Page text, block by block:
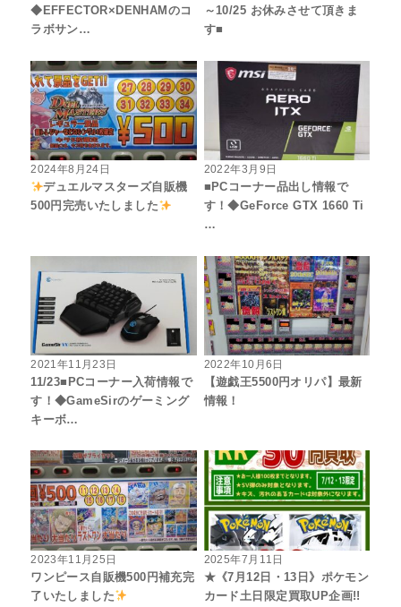
◆EFFECTOR×DENHAMのコ
ラボサン…
～10/25 お休みさせて頂きま
す■
2024年8月24日
デュエルマスターズ自販機
500円完売いたしました
2022年3月9日
■PCコーナー品出し情報で
す！◆GeForce GTX 1660 Ti
…
2021年11月23日
11/23■PCコーナー入荷情報で
す！◆GameSirのゲーミング
キーボ…
2022年10月6日
【遊戯王5500円オリパ】最新
情報！
2023年11月25日
ワンピース自販機500円補充完
了いたしました
2025年7月11日
★《7月12日・13日》ポケモン
カード土日限定買取UP企画!!